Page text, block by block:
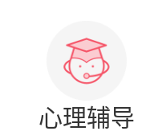
心理辅导